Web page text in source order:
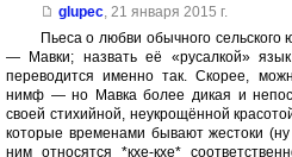
glupec, 21 января 2015 г.
Пьеса о любви обычного сельского
— Мавки; назвать её «русалкой»
переводится именно так. Скорее,
нимф — но Мавка более дикая и
своей стихийной, неукрощённой
которые временами бывают жестоки
ним относятся *кхе-кхе*